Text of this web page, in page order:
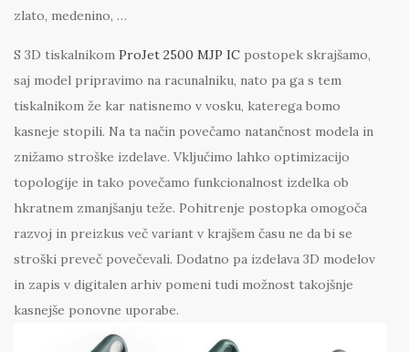
zlato, medenino, …
S 3D tiskalnikom ProJet 2500 MJP IC postopek skrajšamo,
saj model pripravimo na racunalniku, nato pa ga s tem
tiskalnikom že kar natisnemo v vosku, katerega bomo
kasneje stopili. Na ta način povečamo natančnost modela in
znižamo stroške izdelave. Vključimo lahko optimizacijo
topologije in tako povečamo funkcionalnost izdelka ob
hkratnem zmanjšanju teže. Pohitrenje postopka omogoča
razvoj in preizkus več variant v krajšem času ne da bi se
stroški preveč povečevali. Dodatno pa izdelava 3D modelov
in zapis v digitalen arhiv pomeni tudi možnost takojšnje
kasnejše ponovne uporabe.